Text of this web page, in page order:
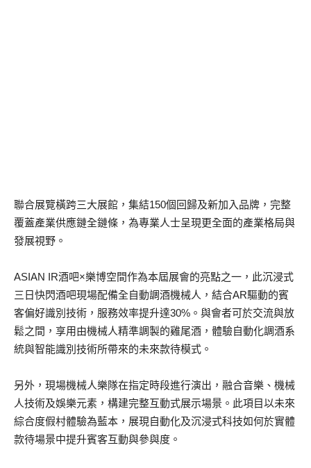
聯合展覽橫跨三大展館，集結150個回歸及新加入品牌，完整
覆蓋產業供應鏈全鏈條，為專業人士呈現更全面的產業格局與
發展視野。
ASIAN IR酒吧×樂博空間作為本屆展會的亮點之一，此沉浸式
三日快閃酒吧現場配備全自動調酒機械人，結合AR驅動的賓
客偏好識別技術，服務效率提升達30%。與會者可於交流與放
鬆之間，享用由機械人精準調製的雞尾酒，體驗自動化調酒系
統與智能識別技術所帶來的未來款待模式。
另外，現場機械人樂隊在指定時段進行演出，融合音樂、機械
人技術及娛樂元素，構建完整互動式展示場景。此項目以未來
綜合度假村體驗為藍本，展現自動化及沉浸式科技如何於實體
款待場景中提升賓客互動與參與度。